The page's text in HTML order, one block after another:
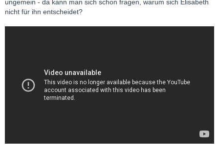
ungemein - da kann man sich schon fragen, warum sich Elisabeth
nicht für ihn entscheidet?